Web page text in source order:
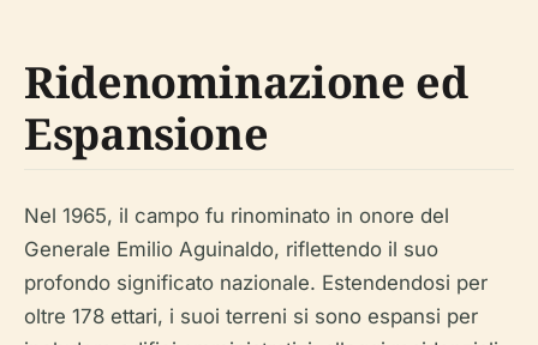
Ridenominazione ed
Espansione
Nel 1965, il campo fu rinominato in onore del
Generale Emilio Aguinaldo, riflettendo il suo
profondo significato nazionale. Estendendosi per
oltre 178 ettari, i suoi terreni si sono espansi per